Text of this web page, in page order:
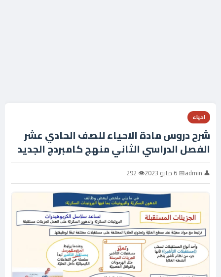
احياء
شرح دروس مادة الاحياء للصف الحادي عشر
الفصل الدراسي الثاني منهج كامبردج الجديد
👤 admin 📅 6 مايو 2023 👁 292